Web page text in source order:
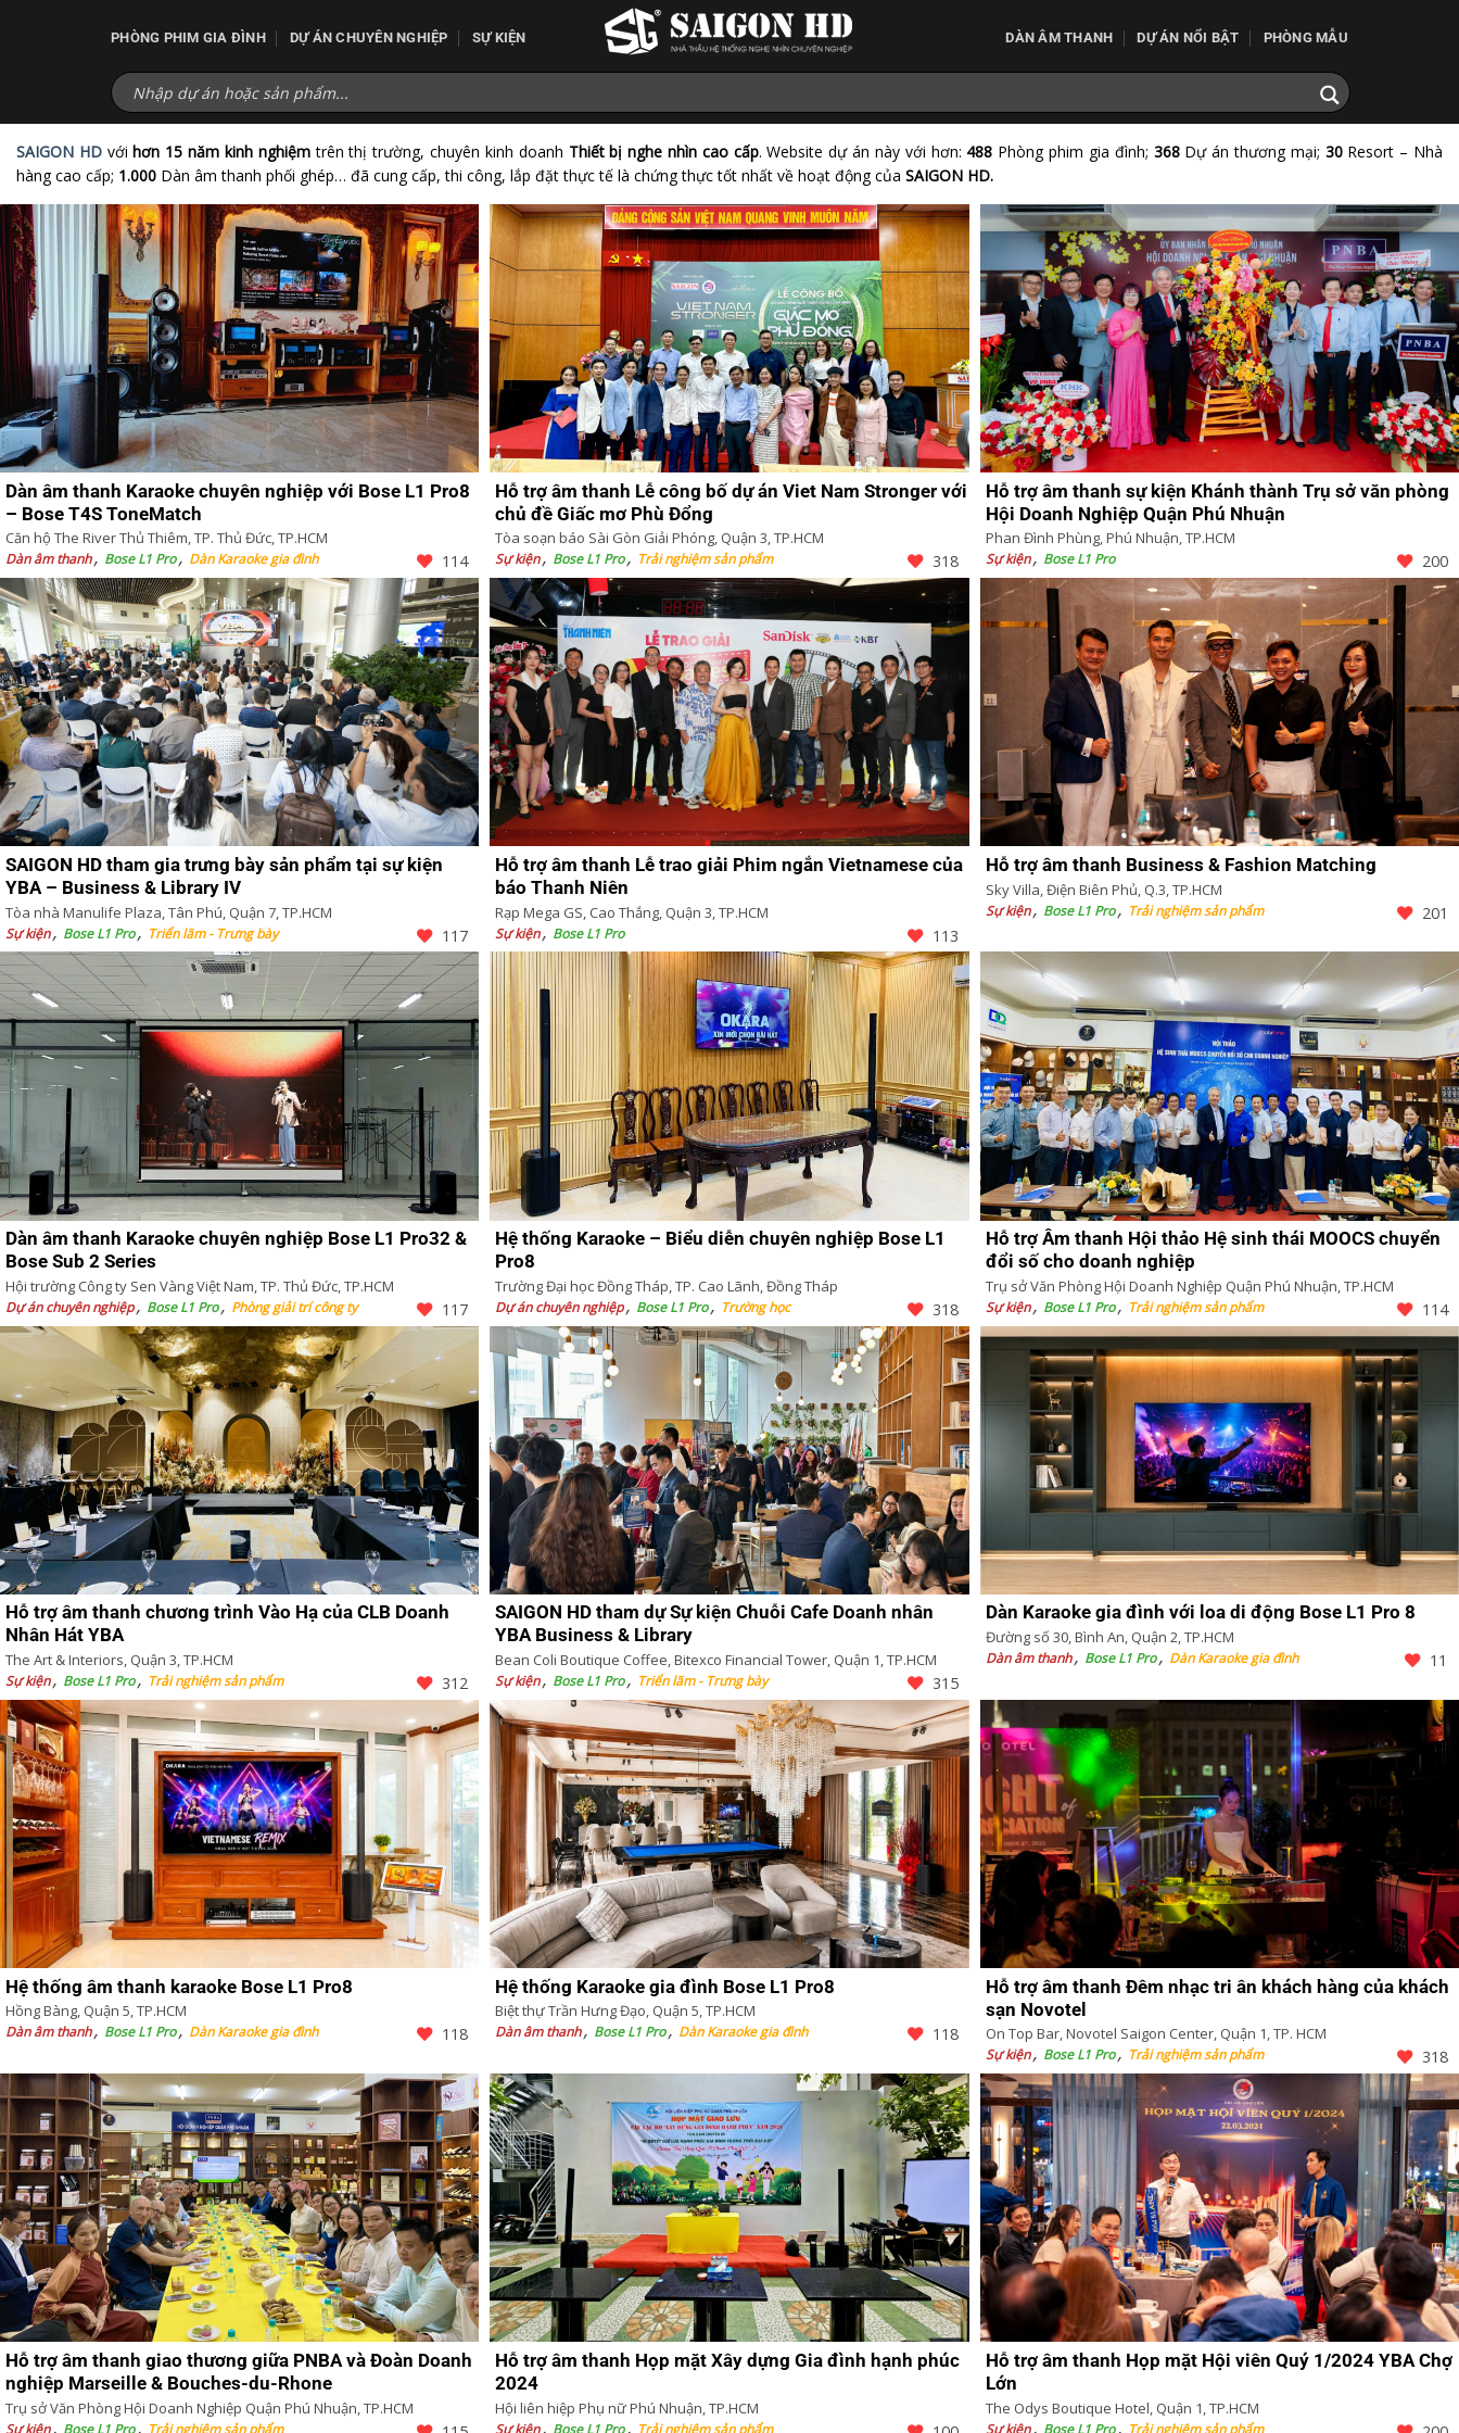
PHÒNG PHIM GIA ĐÌNH DỰ ÁN CHUYÊN NGHIỆP SỰ KIỆN DÀN ÂM THANH DỰ ÁN NỔI BẬT PHÒNG MẪU
SAIGON HDvớihơn 15 năm kinh nghiệmtrên thị trường, chuyên kinh doanh Thiết bị nghe nhìn cao cấp. Website dự án này với hơn: 488 Phòng phim gia đình; 368Dự án thương mại; 30Resort – Nhà
hàng cao cấp; 1.000 Dàn âm thanh phối ghép… đã cung cấp, thi công, lắp đặt thực tế là chứng thực tốt nhất về hoạt động của SAIGON HD.
Dàn âm thanh Karaoke chuyên nghiệp với Bose L1 Pro8
– Bose T4S ToneMatch
Căn hộ The River Thủ Thiêm, TP. Thủ Đức, TP.HCM
Dàn âm thanh Bose L1 Pro Dàn Karaoke gia đình 114
Hỗ trợ âm thanh Lễ công bố dự án Viet Nam Stronger với
chủ đề Giấc mơ Phù Đổng
Tòa soạn báo Sài Gòn Giải Phóng, Quận 3, TP.HCM
Sự kiện Bose L1 Pro Trải nghiệm sản phẩm 318
Hỗ trợ âm thanh sự kiện Khánh thành Trụ sở văn phòng
Hội Doanh Nghiệp Quận Phú Nhuận
Phan Đình Phùng, Phú Nhuận, TP.HCM
Sự kiện Bose L1 Pro 200
SAIGON HD tham gia trưng bày sản phẩm tại sự kiện
YBA – Business & Library IV
Tòa nhà Manulife Plaza, Tân Phú, Quận 7, TP.HCM
Sự kiện Bose L1 Pro Triển lãm - Trưng bày 117
Hỗ trợ âm thanh Lễ trao giải Phim ngắn Vietnamese của
báo Thanh Niên
Rạp Mega GS, Cao Thắng, Quận 3, TP.HCM
Sự kiện Bose L1 Pro 113
Hỗ trợ âm thanh Business & Fashion Matching
Sky Villa, Điện Biên Phủ, Q.3, TP.HCM
Sự kiện Bose L1 Pro Trải nghiệm sản phẩm 201
Dàn âm thanh Karaoke chuyên nghiệp Bose L1 Pro32 &
Bose Sub 2 Series
Hội trường Công ty Sen Vàng Việt Nam, TP. Thủ Đức, TP.HCM
Dự án chuyên nghiệp Bose L1 Pro Phòng giải trí công ty 117
Hệ thống Karaoke – Biểu diễn chuyên nghiệp Bose L1
Pro8
Trường Đại học Đồng Tháp, TP. Cao Lãnh, Đồng Tháp
Dự án chuyên nghiệp Bose L1 Pro Trường học 318
Hỗ trợ Âm thanh Hội thảo Hệ sinh thái MOOCS chuyển
đổi số cho doanh nghiệp
Trụ sở Văn Phòng Hội Doanh Nghiệp Quận Phú Nhuận, TP.HCM
Sự kiện Bose L1 Pro Trải nghiệm sản phẩm 114
Hỗ trợ âm thanh chương trình Vào Hạ của CLB Doanh
Nhân Hát YBA
The Art & Interiors, Quận 3, TP.HCM
Sự kiện Bose L1 Pro Trải nghiệm sản phẩm 312
SAIGON HD tham dự Sự kiện Chuỗi Cafe Doanh nhân
YBA Business & Library
Bean Coli Boutique Coffee, Bitexco Financial Tower, Quận 1, TP.HCM
Sự kiện Bose L1 Pro Triển lãm - Trưng bày 315
Dàn Karaoke gia đình với loa di động Bose L1 Pro 8
Đường số 30, Bình An, Quận 2, TP.HCM
Dàn âm thanh Bose L1 Pro Dàn Karaoke gia đình 11
Hệ thống âm thanh karaoke Bose L1 Pro8
Hồng Bàng, Quận 5, TP.HCM
Dàn âm thanh Bose L1 Pro Dàn Karaoke gia đình 118
Hệ thống Karaoke gia đình Bose L1 Pro8
Biệt thự Trần Hưng Đạo, Quận 5, TP.HCM
Dàn âm thanh Bose L1 Pro Dàn Karaoke gia đình 118
Hỗ trợ âm thanh Đêm nhạc tri ân khách hàng của khách
sạn Novotel
On Top Bar, Novotel Saigon Center, Quận 1, TP. HCM
Sự kiện Bose L1 Pro Trải nghiệm sản phẩm 318
Hỗ trợ âm thanh giao thương giữa PNBA và Đoàn Doanh
nghiệp Marseille & Bouches-du-Rhone
Trụ sở Văn Phòng Hội Doanh Nghiệp Quận Phú Nhuận, TP.HCM
Sự kiện Bose L1 Pro Trải nghiệm sản phẩm
Hỗ trợ âm thanh Họp mặt Xây dựng Gia đình hạnh phúc
2024
Hội liên hiệp Phụ nữ Phú Nhuận, TP.HCM
Sự kiện Bose L1 Pro Trải nghiệm sản phẩm
Hỗ trợ âm thanh Họp mặt Hội viên Quý 1/2024 YBA Chợ
Lớn
The Odys Boutique Hotel, Quận 1, TP.HCM
Sự kiện Bose L1 Pro Trải nghiệm sản phẩm